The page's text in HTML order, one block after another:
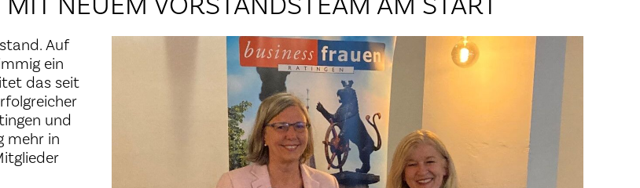
Auf
ein
das seit
und
mehr in